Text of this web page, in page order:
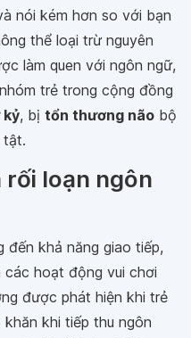
nói kém hơn so với bạn
thể loại trừ nguyên
làm quen với ngôn ngữ,
trẻ trong cộng đồng
kỷ, bị tổn thương não bộ
tật.
loạn ngôn
đến khả năng giao tiếp,
hoạt động vui chơi
được phát hiện khi trẻ
khi tiếp thu ngôn